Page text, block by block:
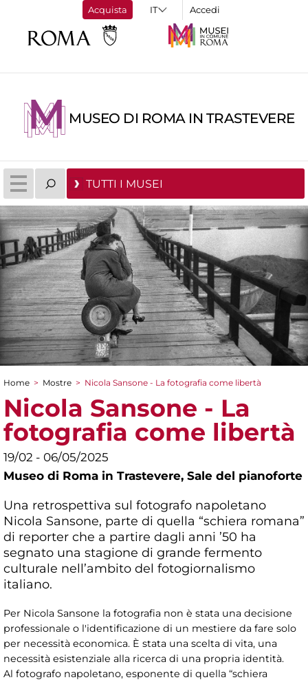
Acquista Accedi
MUSEO DI ROMA IN TRASTEVERE
TUTTI I MUSEI
Tu sei qui
Home > Mostre > Nicola Sansone - La fotografia come libertà
Nicola Sansone - La
fotografia come libertà
19/02 - 06/05/2025
Museo di Roma in Trastevere, Sale del pianoforte
Una retrospettiva sul fotografo napoletano
Nicola Sansone, parte di quella “schiera romana”
di reporter che a partire dagli anni ’50 ha
segnato una stagione di grande fermento
culturale nell’ambito del fotogiornalismo
italiano.
Per Nicola Sansone la fotografia non è stata una decisione
professionale o l'identificazione di un mestiere da fare solo
per necessità economica. È stata una scelta di vita, una
necessità esistenziale alla ricerca di una propria identità.
Al fotografo napoletano, esponente di quella “schiera